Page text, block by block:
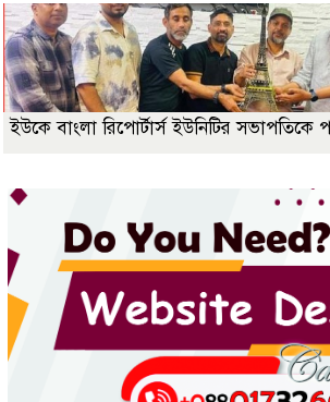
ইউকে বাংলা রিপোর্টার্স ইউনিটির সভাপতিকে